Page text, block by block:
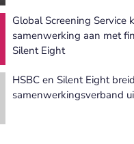
Global Screening Service
samenwerking aan met
Silent Eight
HSBC en Silent Eight
samenwerkingsverband